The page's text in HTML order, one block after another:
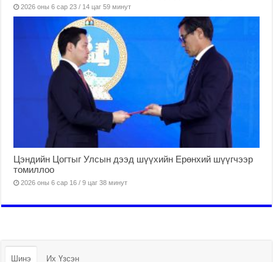
2026 оны 6 сар 23 / 14 цаг 59 минут
Цэндийн Цогтыг Улсын дээд шүүхийн Ерөнхий шүүгчээр
томиллоо
2026 оны 6 сар 16 / 9 цаг 38 минут
Шинэ Их Үзсэн